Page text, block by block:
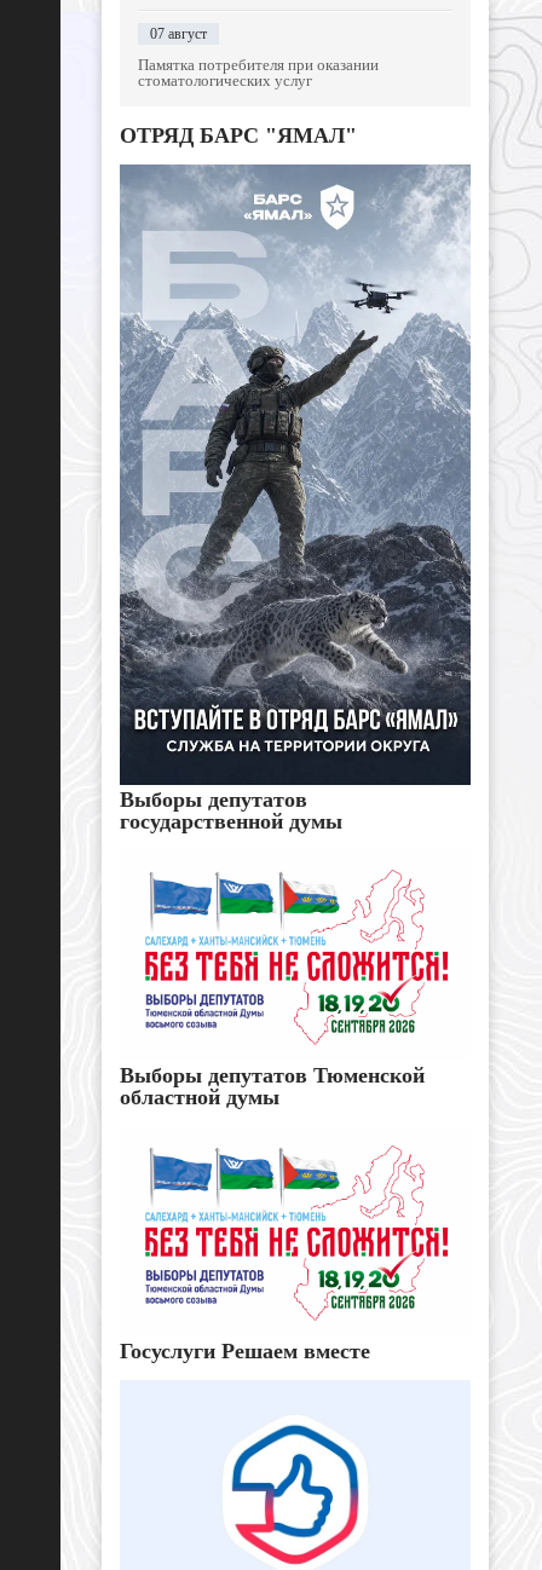
07 август
Памятка потребителя при оказании
стоматологических услуг
ОТРЯД БАРС "ЯМАЛ"
Выборы депутатов
государственной думы
Выборы депутатов Тюменской
областной думы
Госуслуги Решаем вместе